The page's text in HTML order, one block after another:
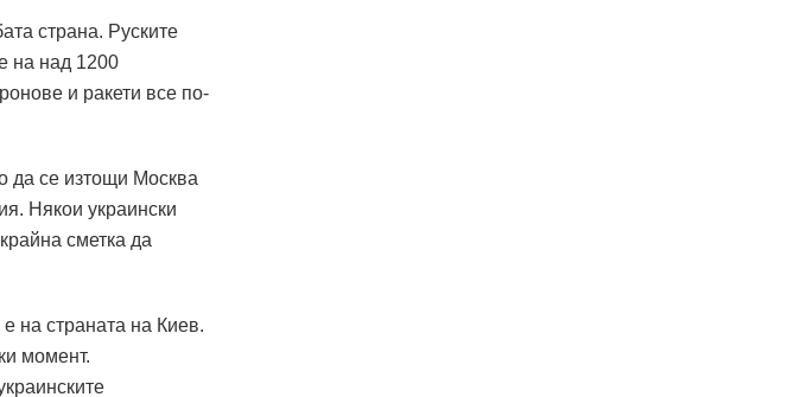
страна. Руските
на над 1200
и ракети все по-
да се изтощи Москва
Някои украински
сметка да
на страната на Киев.
момент.